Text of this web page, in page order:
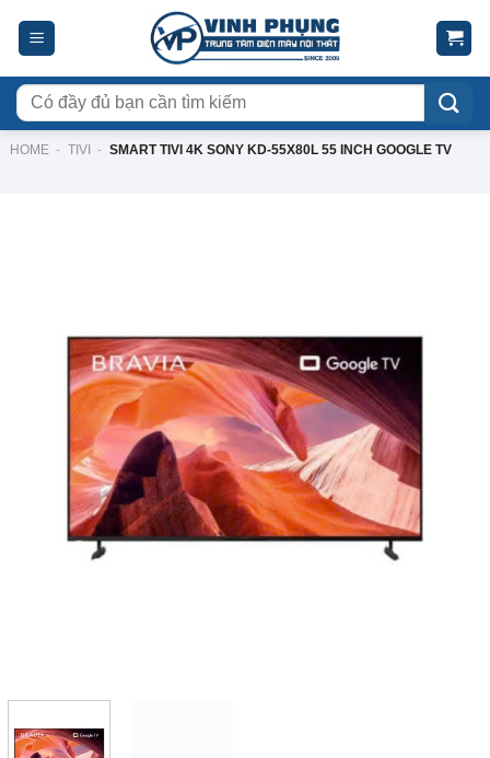
Tìm
kiếm:
HOME - TIVI - SMART TIVI 4K SONY KD-55X80L 55 INCH GOOGLE TV